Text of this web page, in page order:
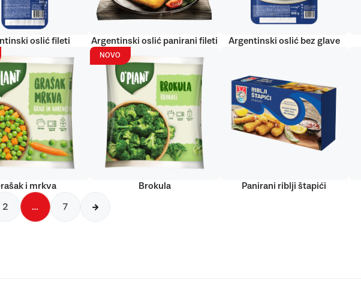
oslić fileti Argentinski oslić panirani fileti Argentinski oslić bez glave
i mrkva
NOVO
Brokula Panirani riblji štapići
2 … 7